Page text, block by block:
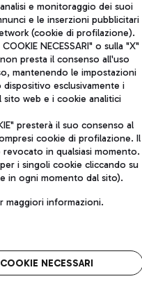
1 - 00054 Fiumicino (RM)
legali
INNOVAZIONE
e monitoraggio dei suoi
e le inserzioni pubblicitari
(cookie di profilazione).
NECESSARI" o sulla "X"
presta il consenso all'uso
mantenendo le impostazioni
esclusivamente i
sito web e i cookie analitici
presterà il suo consenso al
cookie di profilazione. Il
in qualsiasi momento.
i singoli cookie cliccando su
in ogni momento dal sito).
maggiori informazioni.
NECESSARI